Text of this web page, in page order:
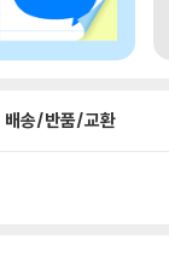
배송/반품/교환